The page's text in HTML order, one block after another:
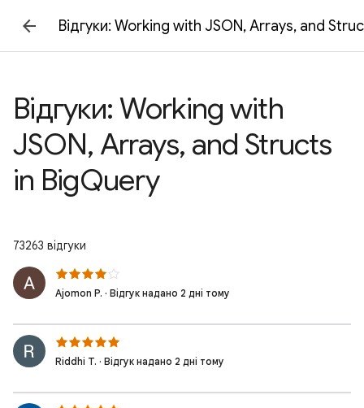
Відгуки: Working with JSON, Arrays, and
Відгуки: Working with
JSON, Arrays, and Structs
in BigQuery
73263 відгуки
Ajomon P. · Відгук надано 2 дні тому
Riddhi T. · Відгук надано 2 дні тому